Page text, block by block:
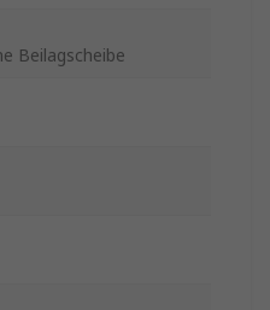
Beilagscheibe